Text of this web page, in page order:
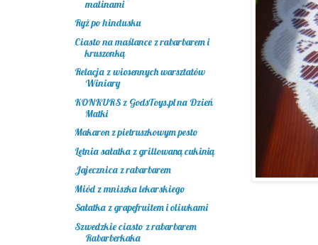
malinami
Ryż po hindusku
Ciasto na maślance z rabarbarem i
kruszonką
Relacja z wiosennych warsztatów
Winiary
KONKURS z GodsToys.pl na Dzień
Matki
Makaron z pietruszkowym pesto
Letnia sałatka z grillowaną cukinią
Jajecznica z rabarbarem
Miód z mniszka lekarskiego
Sałatka z grapefruitem i oliwkami
Szwedzkie ciasto z rabarbarem
Rabarberkaka